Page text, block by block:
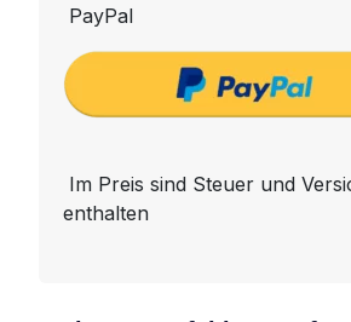
PayPal
Im Preis sind Steuer und
enthalten